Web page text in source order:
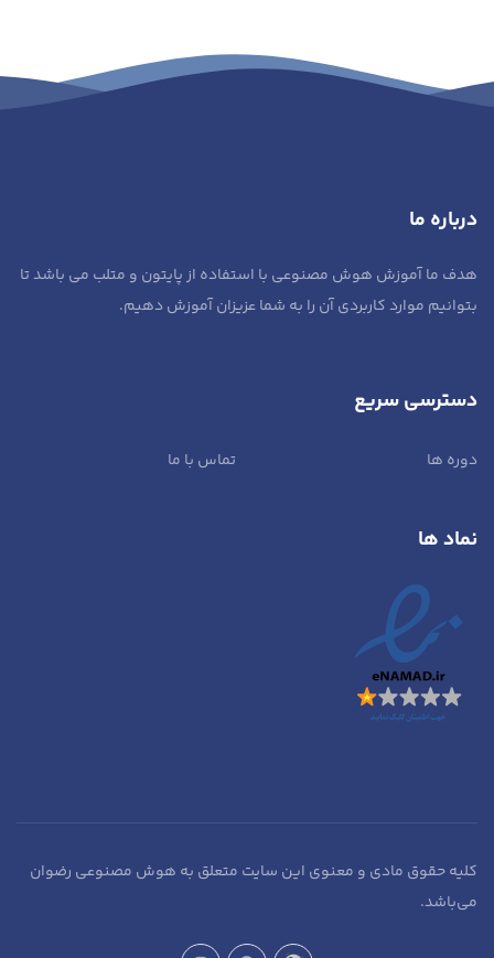
درباره ما
هدف ما آموزش هوش مصنوعی با استفاده از پایتون و متلب می باشد تا
بتوانیم موارد کاربردی آن را به شما عزیزان آموزش دهیم.
دسترسی سریع
دوره ها تماس با ما
نماد ها
کلیه حقوق مادی و معنوی این سایت متعلق به هوش مصنوعی رضوان
می‌باشد.